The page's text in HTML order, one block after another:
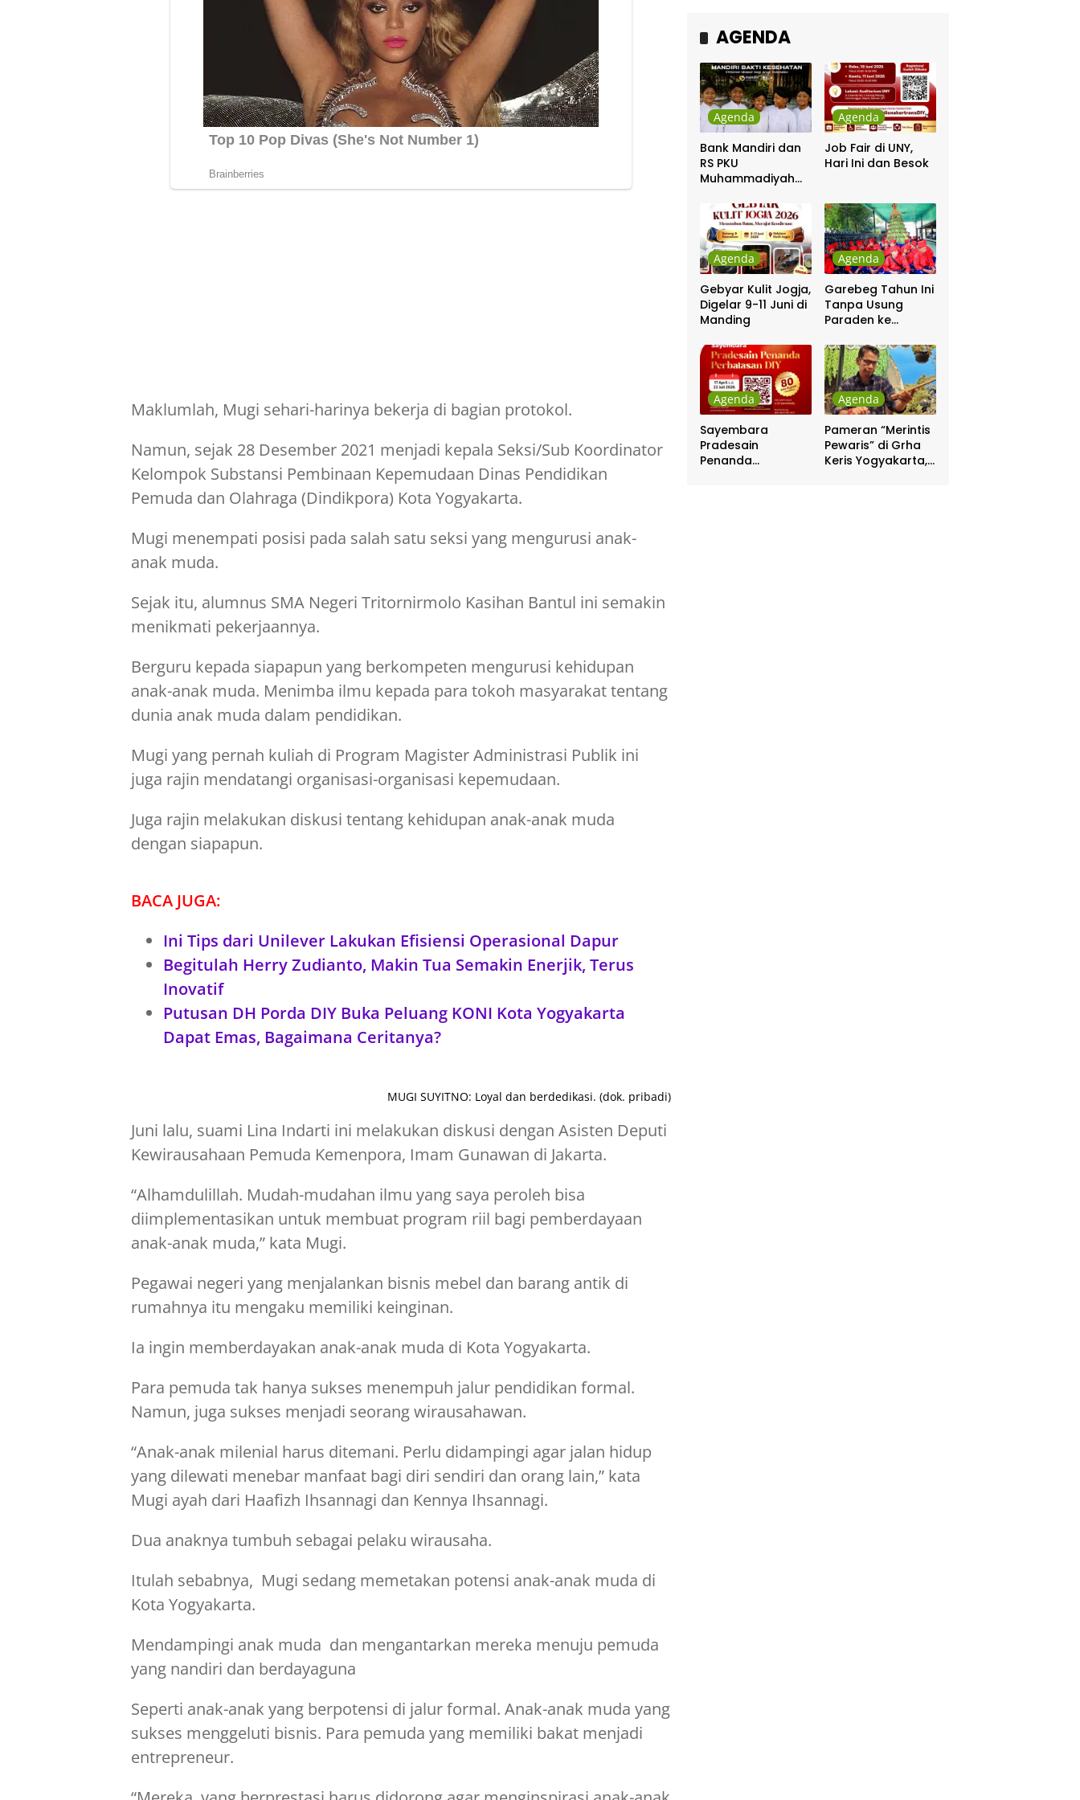
Maklumlah, Mugi sehari-harinya bekerja di bagian protokol.
Namun, sejak 28 Desember 2021 menjadi kepala Seksi/Sub Koordinator
Kelompok Substansi Pembinaan Kepemudaan Dinas Pendidikan
Pemuda dan Olahraga (Dindikpora) Kota Yogyakarta.
Mugi menempati posisi pada salah satu seksi yang mengurusi anak-
anak muda.
Sejak itu, alumnus SMA Negeri Tritornirmolo Kasihan Bantul ini semakin
menikmati pekerjaannya.
Berguru kepada siapapun yang berkompeten mengurusi kehidupan
anak-anak muda. Menimba ilmu kepada para tokoh masyarakat tentang
dunia anak muda dalam pendidikan.
Mugi yang pernah kuliah di Program Magister Administrasi Publik ini
juga rajin mendatangi organisasi-organisasi kepemudaan.
Juga rajin melakukan diskusi tentang kehidupan anak-anak muda
dengan siapapun.
BACA JUGA:
Ini Tips dari Unilever Lakukan Efisiensi Operasional Dapur
Begitulah Herry Zudianto, Makin Tua Semakin Enerjik, Terus
Inovatif
Putusan DH Porda DIY Buka Peluang KONI Kota Yogyakarta
Dapat Emas, Bagaimana Ceritanya?
MUGI SUYITNO: Loyal dan berdedikasi. (dok. pribadi)
Juni lalu, suami Lina Indarti ini melakukan diskusi dengan Asisten Deputi
Kewirausahaan Pemuda Kemenpora, Imam Gunawan di Jakarta.
“Alhamdulillah. Mudah-mudahan ilmu yang saya peroleh bisa
diimplementasikan untuk membuat program riil bagi pemberdayaan
anak-anak muda,” kata Mugi.
Pegawai negeri yang menjalankan bisnis mebel dan barang antik di
rumahnya itu mengaku memiliki keinginan.
Ia ingin memberdayakan anak-anak muda di Kota Yogyakarta.
Para pemuda tak hanya sukses menempuh jalur pendidikan formal.
Namun, juga sukses menjadi seorang wirausahawan.
“Anak-anak milenial harus ditemani. Perlu didampingi agar jalan hidup
yang dilewati menebar manfaat bagi diri sendiri dan orang lain,” kata
Mugi ayah dari Haafizh Ihsannagi dan Kennya Ihsannagi.
Dua anaknya tumbuh sebagai pelaku wirausaha.
Itulah sebabnya, Mugi sedang memetakan potensi anak-anak muda di
Kota Yogyakarta.
Mendampingi anak muda dan mengantarkan mereka menuju pemuda
yang nandiri dan berdayaguna
Seperti anak-anak yang berpotensi di jalur formal. Anak-anak muda yang
sukses menggeluti bisnis. Para pemuda yang memiliki bakat menjadi
entrepreneur.
AGENDA
Agenda
Bank Mandiri dan
RS PKU
Muhammadiyah
Gratis
Agenda
Job Fair di UNY,
Hari Ini dan Besok
Agenda
Gebyar Kulit Jogja,
Digelar 9-11 Juni di
Manding
Agenda
Garebeg Tahun Ini
Tanpa Usung
Paraden ke
Pakualaman
Agenda
Sayembara
Pradesain
Penanda
Agenda
Pameran “Merintis
Pewaris” di Grha
Keris Yogyakarta,